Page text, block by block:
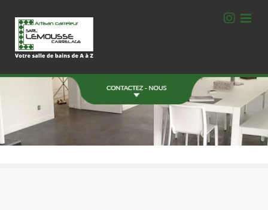
contenu
Une Question ?
Contactez-nous.
06 78 77 40 78
ZA de la Bourdonnais